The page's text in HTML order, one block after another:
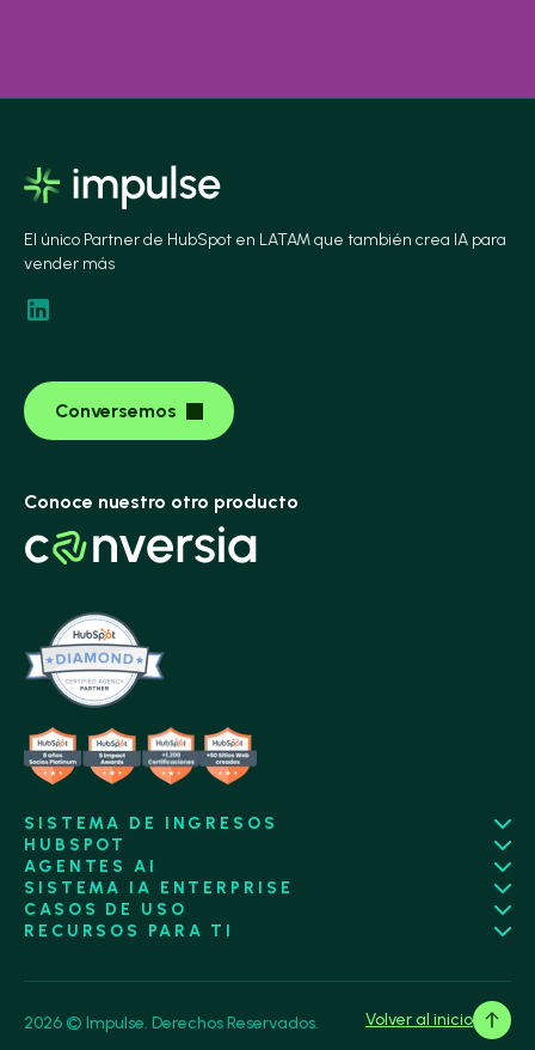
El único Partner de HubSpot en LATAM que también crea IA para
vender más
Conversemos
Conoce nuestro otro producto
SISTEMA DE INGRESOS
HUBSPOT
AGENTES AI
SISTEMA IA ENTERPRISE
CASOS DE USO
RECURSOS PARA TI
2026 © Impulse. Derechos Reservados. Volver al inicio